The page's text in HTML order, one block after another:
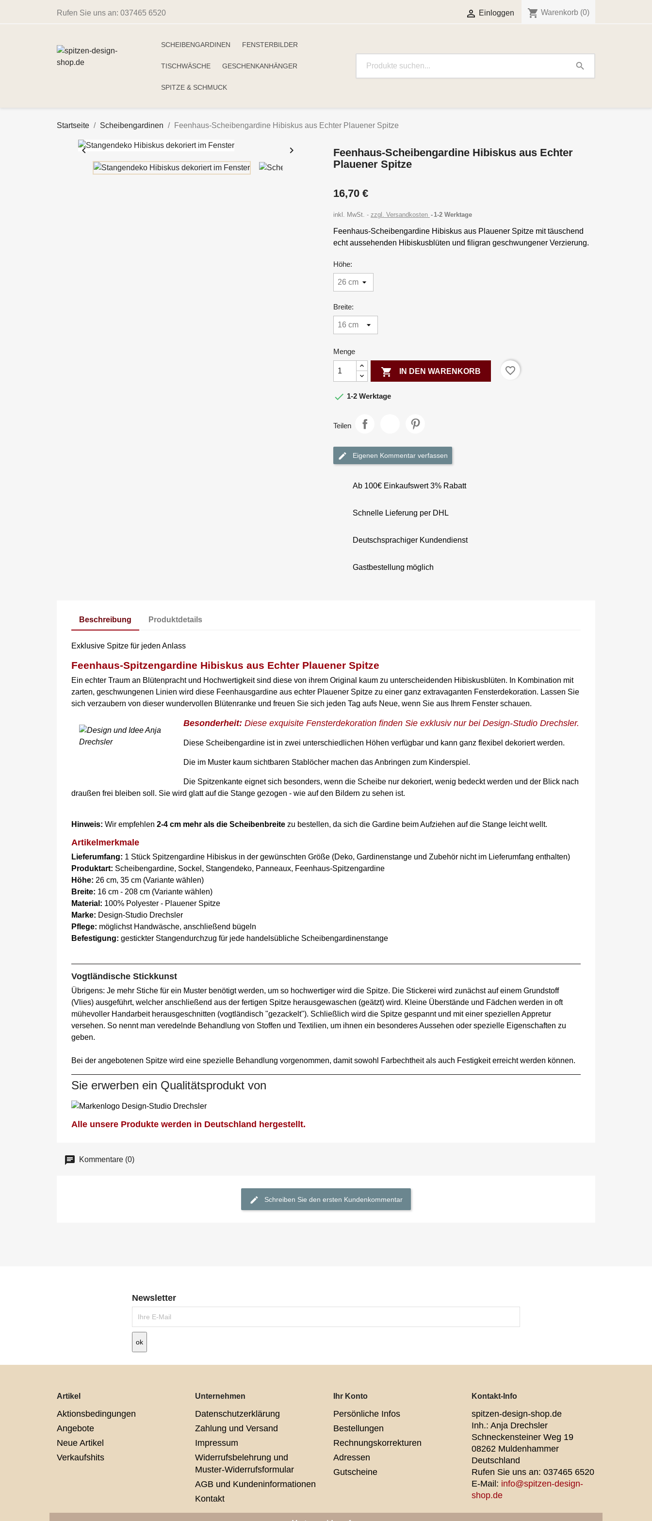
Rufen Sie uns an: 037465 6520  Einloggen shopping_cart Warenkorb (0)
SCHEIBENGARDINEN FENSTERBILDER
TISCHWÄSCHE GESCHENKANHÄNGER
SPITZE & SCHMUCK
search
Startseite Scheibengardinen Feenhaus-Scheibengardine Hibiskus aus Echter Plauener Spitze
 
Feenhaus-Scheibengardine Hibiskus aus Echter
Plauener Spitze
16,70 €
inkl. MwSt. zzgl. Versandkosten 1-2 Werktage
Feenhaus-Scheibengardine Hibiskus aus Plauener Spitze mit täuschend
echt aussehenden Hibiskusblüten und filigran geschwungener Verzierung.
Höhe:
Breite:
Menge
 IN DEN WARENKORB favorite_border
 1-2 Werktage
Teilen
Eigenen Kommentar verfassen
Ab 100€ Einkaufswert 3% Rabatt
Schnelle Lieferung per DHL
Deutschsprachiger Kundendienst
Gastbestellung möglich
Beschreibung Produktdetails
Exklusive Spitze für jeden Anlass
Feenhaus-Spitzengardine Hibiskus aus Echter Plauener Spitze
Ein echter Traum an Blütenpracht und Hochwertigkeit sind diese von ihrem Original kaum zu unterscheidenden Hibiskusblüten. In Kombination mit
zarten, geschwungenen Linien wird diese Feenhausgardine aus echter Plauener Spitze zu einer ganz extravaganten Fensterdekoration. Lassen Sie
sich verzaubern von dieser wundervollen Blütenranke und freuen Sie sich jeden Tag aufs Neue, wenn Sie aus Ihrem Fenster schauen.
Besonderheit: Diese exquisite Fensterdekoration finden Sie exklusiv nur bei Design-Studio Drechsler.
Diese Scheibengardine ist in zwei unterschiedlichen Höhen verfügbar und kann ganz flexibel dekoriert werden.
Die im Muster kaum sichtbaren Stablöcher machen das Anbringen zum Kinderspiel.
Die Spitzenkante eignet sich besonders, wenn die Scheibe nur dekoriert, wenig bedeckt werden und der Blick nach
draußen frei bleiben soll. Sie wird glatt auf die Stange gezogen - wie auf den Bildern zu sehen ist.
Hinweis: Wir empfehlen 2-4 cm mehr als die Scheibenbreite zu bestellen, da sich die Gardine beim Aufziehen auf die Stange leicht wellt.
Artikelmerkmale
Lieferumfang: 1 Stück Spitzengardine Hibiskus in der gewünschten Größe (Deko, Gardinenstange und Zubehör nicht im Lieferumfang enthalten)
Produktart: Scheibengardine, Sockel, Stangendeko, Panneaux, Feenhaus-Spitzengardine
Höhe: 26 cm, 35 cm (Variante wählen)
Breite: 16 cm - 208 cm (Variante wählen)
Material: 100% Polyester - Plauener Spitze
Marke: Design-Studio Drechsler
Pflege: möglichst Handwäsche, anschließend bügeln
Befestigung: gestickter Stangendurchzug für jede handelsübliche Scheibengardinenstange
Vogtländische Stickkunst
Übrigens: Je mehr Stiche für ein Muster benötigt werden, um so hochwertiger wird die Spitze. Die Stickerei wird zunächst auf einem Grundstoff
(Vlies) ausgeführt, welcher anschließend aus der fertigen Spitze herausgewaschen (geätzt) wird. Kleine Überstände und Fädchen werden in oft
mühevoller Handarbeit herausgeschnitten (vogtländisch "gezackelt"). Schließlich wird die Spitze gespannt und mit einer speziellen Appretur
versehen. So nennt man veredelnde Behandlung von Stoffen und Textilien, um ihnen ein besonderes Aussehen oder spezielle Eigenschaften zu
geben.
Bei der angebotenen Spitze wird eine spezielle Behandlung vorgenommen, damit sowohl Farbechtheit als auch Festigkeit erreicht werden können.
Sie erwerben ein Qualitätsprodukt von
Alle unsere Produkte werden in Deutschland hergestellt.
Kommentare (0)
Schreiben Sie den ersten Kundenkommentar
Newsletter
Artikel
Aktionsbedingungen
Angebote
Neue Artikel
Verkaufshits
Unternehmen
Datenschutzerklärung
Zahlung und Versand
Impressum
Widerrufsbelehrung und
Muster-Widerrufsformular
AGB und Kundeninformationen
Kontakt
Ihr Konto
Persönliche Infos
Bestellungen
Rechnungskorrekturen
Adressen
Gutscheine
Kontakt-Info
spitzen-design-shop.de
Inh.: Anja Drechsler
Schneckensteiner Weg 19
08262 Muldenhammer
Deutschland
Rufen Sie uns an: 037465 6520
E-Mail: info@spitzen-design-
shop.de